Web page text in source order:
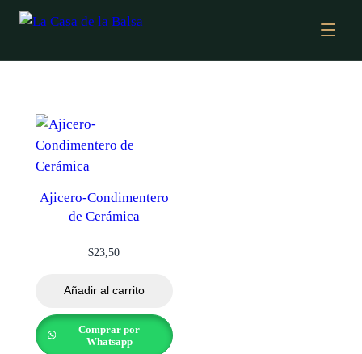
Ajicero-Condimentero
de Cerámica
$23,50
Añadir al carrito
Comprar por
Whatsapp